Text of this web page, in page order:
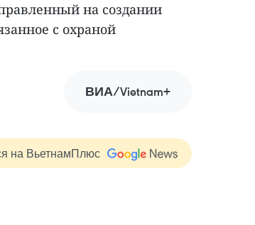
на создании
с охраной
ВИА/Vietnam+
на ВьетнамПлюс